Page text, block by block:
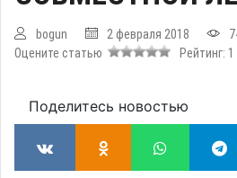
bogun 2 февраля 2018
Оцените статью
Рейтинг: 1
Поделитесь новостью